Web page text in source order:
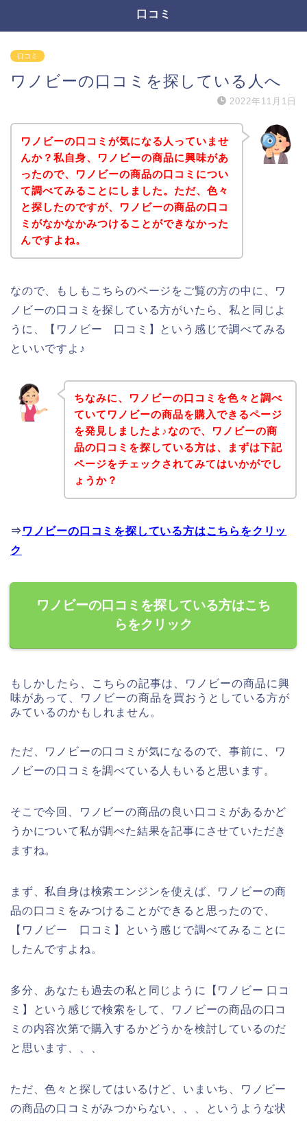
口コミ
口コミ
ワノビーの口コミを探している人へ
2022年11月1日
ワノビーの口コミが気になる人っていませ
んか？私自身、ワノビーの商品に興味があ
ったので、ワノビーの商品の口コミについ
て調べてみることにしました。ただ、色々
と探したのですが、ワノビーの商品の口コ
ミがなかなかみつけることができなかった
んですよね。
なので、もしもこちらのページをご覧の方の中に、ワ
ノビーの口コミを探している方がいたら、私と同じよ
うに、【ワノビー 口コミ】という感じで調べてみる
といいですよ♪
ちなみに、ワノビーの口コミを色々と調べ
ていてワノビーの商品を購入できるページ
を発見しましたよ♪なので、ワノビーの商
品の口コミを探している方は、まずは下記
ページをチェックされてみてはいかがでし
ょうか？
⇒ ワノビーの口コミを探している方はこちらをクリッ
ク
ワノビーの口コミを探している方はこち
らをクリック
もしかしたら、こちらの記事は、ワノビーの商品に興
味があって、ワノビーの商品を買おうとしている方が
みているのかもしれません。
ただ、ワノビーの口コミが気になるので、事前に、ワ
ノビーの口コミを調べている人もいると思います。
そこで今回、ワノビーの商品の良い口コミがあるかど
うかについて私が調べた結果を記事にさせていただき
ますね。
まず、私自身は検索エンジンを使えば、ワノビーの商
品の口コミをみつけることができると思ったので、
【ワノビー 口コミ】という感じで調べてみることに
したんですよね。
多分、あなたも過去の私と同じように【ワノビー 口コ
ミ】という感じで検索をして、ワノビーの商品の口コ
ミの内容次第で購入するかどうかを検討しているのだ
と思います、、、
ただ、色々と探してはいるけど、いまいち、ワノビー
の商品の口コミがみつからない、、、というような状